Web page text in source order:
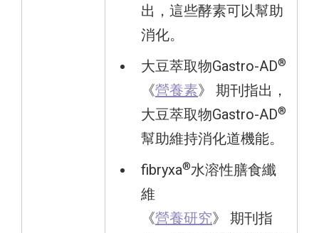
出，這些酵素可以幫助
消化。
大豆萃取物Gastro-AD®
《營養素》 期刊指出，
大豆萃取物Gastro-AD®
幫助維持消化道機能。
fibryxa®水溶性膳食纖
維
《營養研究》 期刊指